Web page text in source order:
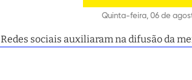
Quinta-feira, 06 de
Redes sociais auxiliaram na difusão da